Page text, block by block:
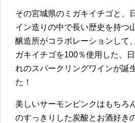
その宮城県のミガキイチゴと、
イン造りの中で長い歴史を持つ
醸造所がコラボレーションして
ガキイチゴを100％使用した、
れのスパークリングワインが誕
た！
美しいサーモンピンクはもちろ
のすっきりした炭酸とお酒好き